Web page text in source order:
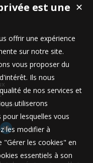
✕
est une
offrir une expérience
sur notre site.
vous proposer du
Ils nous
de nos services et
utiliserons
lesquelles vous
les modifier à
les cookies" en
essentiels à son